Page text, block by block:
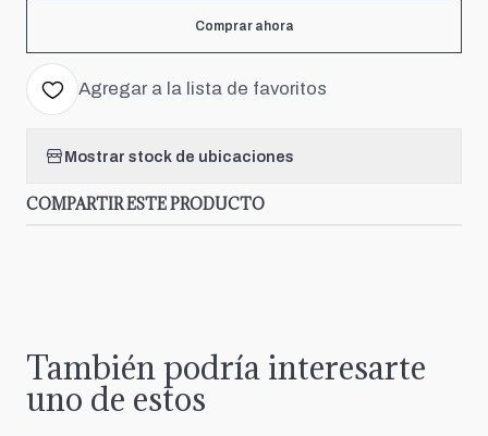
Comprar ahora
Agregar a la lista de favoritos
Mostrar stock de ubicaciones
COMPARTIR ESTE PRODUCTO
También podría interesarte
uno de estos